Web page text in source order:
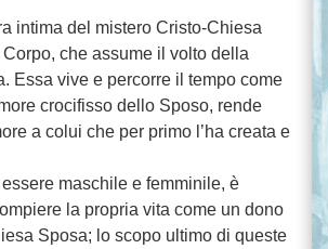
intima del mistero Cristo-Chiesa
che assume il volto della
Essa vive e percorre il tempo come
crocifisso dello Sposo, rende
a colui che per primo l’ha creata e
maschile e femminile, è
la propria vita come un dono
Sposa; lo scopo ultimo di queste